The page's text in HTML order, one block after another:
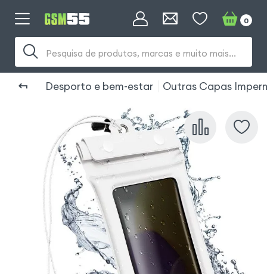
Pesquisa de produtos, marcas e muito mais...
0
Desporto e bem-estar Outras Capas